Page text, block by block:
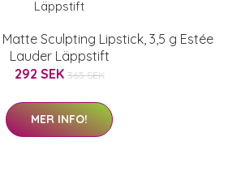
Sculpting Lipstick, 3,5 g Estée
Lauder Läppstift
292 SEK 365 SEK
MER INFO!